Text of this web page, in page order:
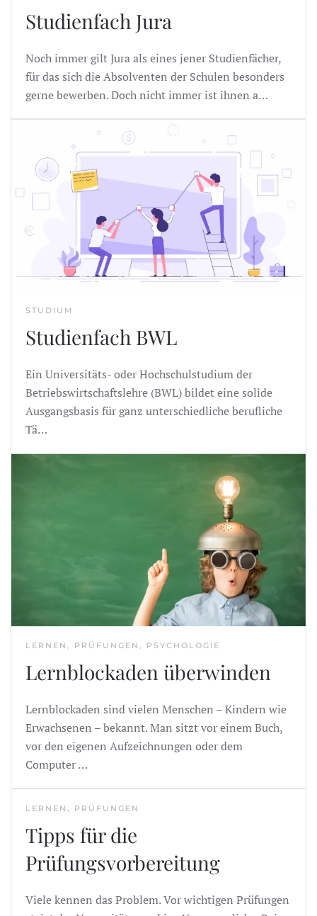
Studienfach Jura
Noch immer gilt Jura als eines jener Studienfächer,
für das sich die Absolventen der Schulen besonders
gerne bewerben. Doch nicht immer ist ihnen a…
STUDIUM
Studienfach BWL
Ein Universitäts- oder Hochschulstudium der
Betriebswirtschaftslehre (BWL) bildet eine solide
Ausgangsbasis für ganz unterschiedliche berufliche
Tä…
LERNEN, PRÜFUNGEN, PSYCHOLOGIE
Lernblockaden überwinden
Lernblockaden sind vielen Menschen – Kindern wie
Erwachsenen – bekannt. Man sitzt vor einem Buch,
vor den eigenen Aufzeichnungen oder dem
Computer …
LERNEN, PRÜFUNGEN
Tipps für die
Prüfungsvorbereitung
Viele kennen das Problem. Vor wichtigen Prüfungen